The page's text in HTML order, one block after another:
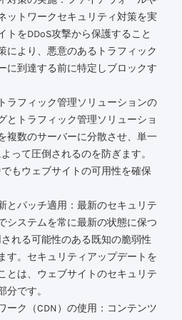
ットワークセキュリティ対策を実
トをDDoS攻撃から保護すること
により、悪意のあるトラフィック
に到達する前に特定しブロックす
ラフィック管理ソリューションの
とトラフィック管理ソリューショ
複数のサーバーに分散させ、単一
って圧倒されるのを防ぎます。
もウェブサイトの可用性を確保
とパッチ適用：最新のセキュリテ
システムを常に最新の状態に保つ
れる可能性のある既知の脆弱性
す。セキュリティアップデートを
とは、ウェブサイトのセキュリテ
分です。
ーク（CDN）の使用：コンテンツ